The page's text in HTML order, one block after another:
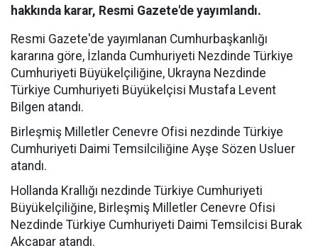
hakkında karar, Resmi Gazete'de yayımlandı.
Resmi Gazete'de yayımlanan Cumhurbaşkanlığı
kararına göre, İzlanda Cumhuriyeti Nezdinde Türkiye
Cumhuriyeti Büyükelçiliğine, Ukrayna Nezdinde
Türkiye Cumhuriyeti Büyükelçisi Mustafa Levent
Bilgen atandı.
Birleşmiş Milletler Cenevre Ofisi nezdinde Türkiye
Cumhuriyeti Daimi Temsilciliğine Ayşe Sözen Usluer
atandı.
Hollanda Krallığı nezdinde Türkiye Cumhuriyeti
Büyükelçiliğine, Birleşmiş Milletler Cenevre Ofisi
Nezdinde Türkiye Cumhuriyeti Daimi Temsilcisi Burak
Akçapar atandı.